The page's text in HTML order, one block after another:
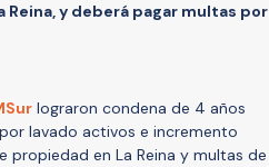
y deberá pagar multas por
lograron condena de 4 años
lavado activos e incremento
propiedad en La Reina y multas de